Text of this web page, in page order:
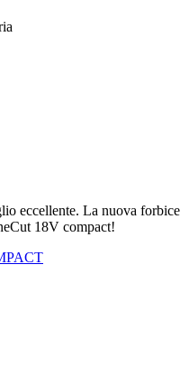
eccellente. La nuova forbice
18V compact!